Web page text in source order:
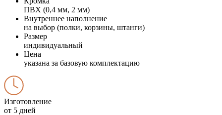
ПВХ (0,4 мм, 2 мм)
Внутреннее наполнение
на выбор (полки, корзины, штанги)
Размер
индивидуальный
Цена
указана за базовую комплектацию
Изготовление
от 5 дней